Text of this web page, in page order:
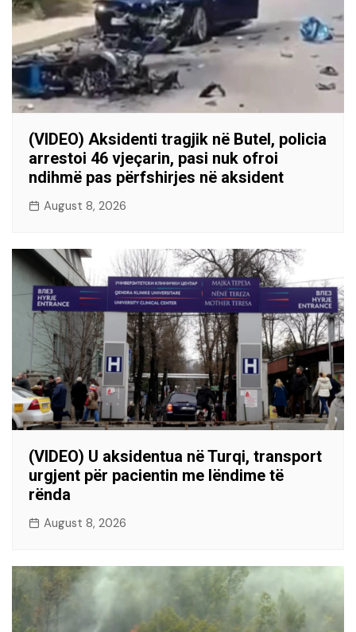
(VIDEO) Aksidenti tragjik në Butel, policia
arrestoi 46 vjeçarin, pasi nuk ofroi
ndihmë pas përfshirjes në aksident
August 8, 2026
(VIDEO) U aksidentua në Turqi, transport
urgjent për pacientin me lëndime të
rënda
August 8, 2026